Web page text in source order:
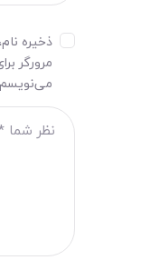
ذخیره
مرورگر